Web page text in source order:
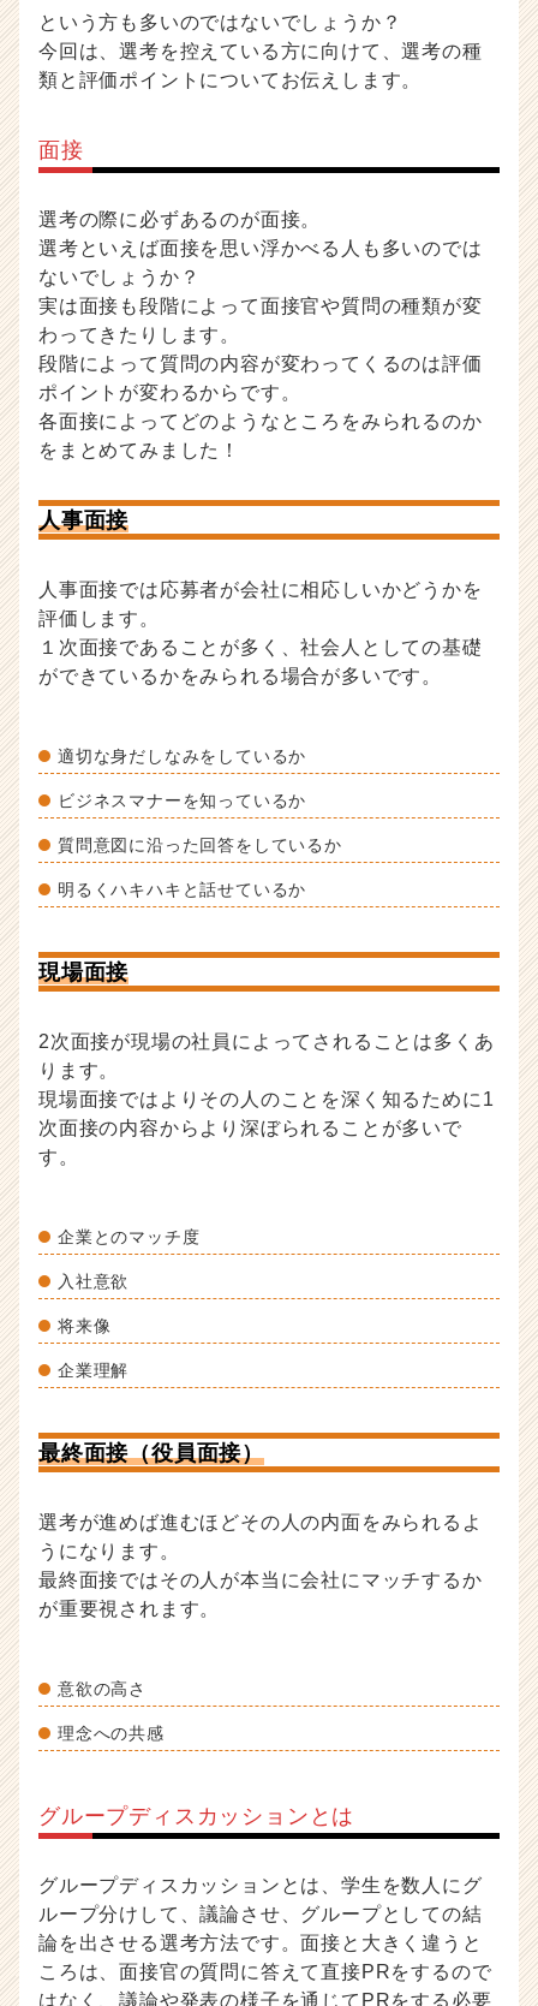
h
e
r
r
e
r）
という方も多いのではないでしょうか？
今回は、選考を控えている方に向けて、選考の種
類と評価ポイントについてお伝えします。
面接
選考の際に必ずあるのが面接。
選考といえば面接を思い浮かべる人も多いのでは
ないでしょうか？
実は面接も段階によって面接官や質問の種類が変
わってきたりします。
段階によって質問の内容が変わってくるのは評価
ポイントが変わるからです。
各面接によってどのようなところをみられるのか
をまとめてみました！
人事面接
人事面接では応募者が会社に相応しいかどうかを
評価します。
１次面接であることが多く、社会人としての基礎
ができているかをみられる場合が多いです。
適切な身だしなみをしているか
ビジネスマナーを知っているか
質問意図に沿った回答をしているか
明るくハキハキと話せているか
現場面接
2次面接が現場の社員によってされることは多くあ
ります。
現場面接ではよりその人のことを深く知るために1
次面接の内容からより深ぼられることが多いで
す。
企業とのマッチ度
入社意欲
将来像
企業理解
最終面接（役員面接）
選考が進めば進むほどその人の内面をみられるよ
うになります。
最終面接ではその人が本当に会社にマッチするか
が重要視されます。
意欲の高さ
理念への共感
グループディスカッションとは
グループディスカッションとは、学生を数人にグ
ループ分けして、議論させ、グループとしての結
論を出させる選考方法です。面接と大きく違うと
ころは、面接官の質問に答えて直接PRをするので
はなく、議論や発表の様子を通じてPRをする必要